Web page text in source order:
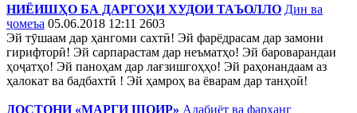
НИЁИШҲО БА ДАРГОҲИ ХУДОИ ТАЪОЛЛО Дин ва
ҷомеъа 05.06.2018 12:11 2603
Эй тӯшаам дар ҳангоми сахтӣ! Эй фарёдрасам дар замони
гирифторӣ! Эй сарпарастам дар неъматҳо! Эй бароварандаи
ҳоҷатҳо! Эй паноҳам дар лағзишгоҳҳо! Эй раҳонандаам аз
ҳалокат ва бадбахтӣ ! Эй ҳамроҳ ва ёварам дар танҳоӣ!
ДОСТОНИ «МАРГИ ШОИР» Адабиёт ва фарҳанг